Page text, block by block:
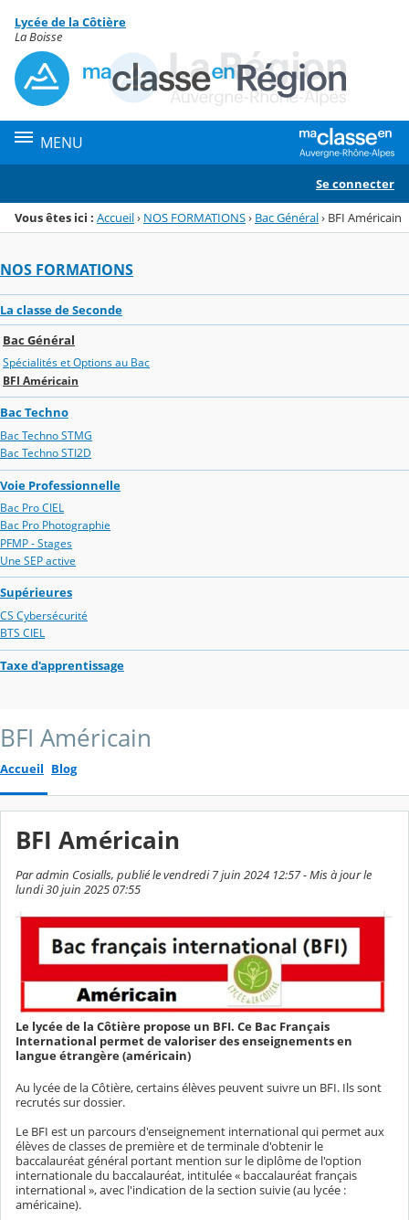
Menu de la rubrique
Contenu
Lycée de la Côtière
La Boisse
MENU
Se connecter
Vous êtes ici : Accueil› NOS FORMATIONS› Bac Général› BFI Américain
NOS FORMATIONS
La classe de Seconde
Bac Général
Spécialités et Options au Bac
BFI Américain
Bac Techno
Bac Techno STMG
Bac Techno STI2D
Voie Professionnelle
Bac Pro CIEL
Bac Pro Photographie
PFMP - Stages
Une SEP active
Supérieures
CS Cybersécurité
BTS CIEL
Taxe d'apprentissage
BFI Américain
Accueil Blog
BFI Américain
Par admin Cosialls, publié le vendredi 7 juin 2024 12:57 - Mis à jour le
lundi 30 juin 2025 07:55
Le lycée de la Côtière propose un BFI. Ce Bac Français
International permet de valoriser des enseignements en
langue étrangère (américain)
Au lycée de la Côtière, certains élèves peuvent suivre un BFI. Ils sont
recrutés sur dossier.
Le BFI est un parcours d'enseignement international qui permet aux
élèves de classes de première et de terminale d'obtenir le
baccalauréat général portant mention sur le diplôme de l'option
internationale du baccalauréat, intitulée « baccalauréat français
international », avec l'indication de la section suivie (au lycée :
américaine).